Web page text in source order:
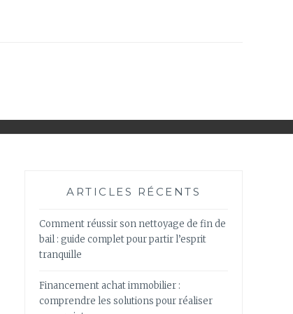
ARTICLES RÉCENTS
Comment réussir son nettoyage de fin de
bail : guide complet pour partir l’esprit
tranquille
Financement achat immobilier :
comprendre les solutions pour réaliser